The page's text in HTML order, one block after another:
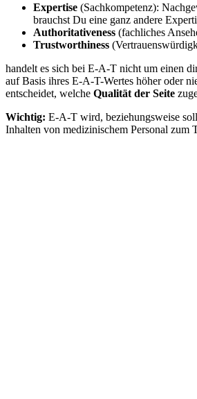
Expertise (Sachkompetenz):
brauchst Du eine ganz andere
Authoritativeness (fachliches
Trustworthiness
handelt es sich bei E-A-T nicht um einen
auf Basis ihres E-A-T-Wertes höher oder
entscheidet, welche Qualität der Seite
Wichtig: E-A-T wird, beziehungsweise
Inhalten von medizinischem Personal zum